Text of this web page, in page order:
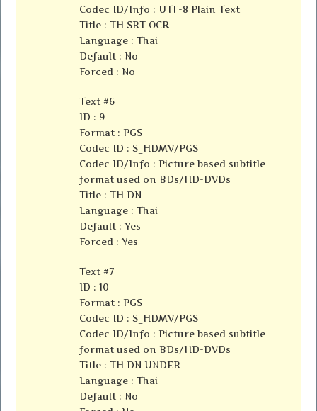
Codec ID/Info : UTF-8 Plain Text
Title : TH SRT OCR
Language : Thai
Default : No
Forced : No
Text #6
ID : 9
Format : PGS
Codec ID : S_HDMV/PGS
Codec ID/Info : Picture based subtitle
format used on BDs/HD-DVDs
Title : TH DN
Language : Thai
Default : Yes
Forced : Yes
Text #7
ID : 10
Format : PGS
Codec ID : S_HDMV/PGS
Codec ID/Info : Picture based subtitle
format used on BDs/HD-DVDs
Title : TH DN UNDER
Language : Thai
Default : No